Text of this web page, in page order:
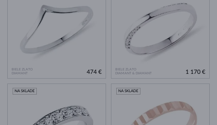
BIELE ZLATO
DIAMANT
474 €
BIELE ZLATO
DIAMANT & DIAMANT
1 170 €
NA SKLADE NA SKLADE